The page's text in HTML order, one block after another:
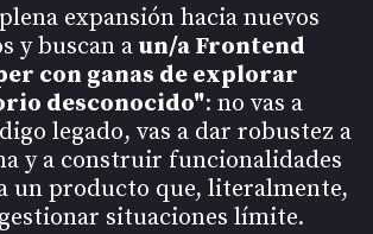
expansión hacia nuevos
y buscan a un/a Frontend
con ganas de explorar
desconocido": no vas a
legado, vas a dar robustez a
y a construir funcionalidades
un producto que, literalmente,
situaciones límite.